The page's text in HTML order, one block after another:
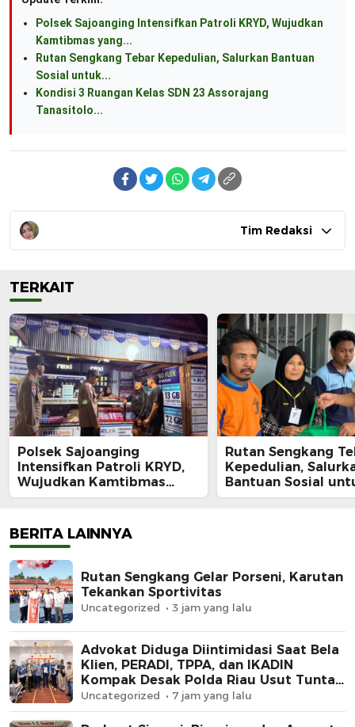
Polsek Sajoanging Intensifkan Patroli KRYD, Wujudkan
Kamtibmas yang...
Rutan Sengkang Tebar Kepedulian, Salurkan Bantuan
Sosial untuk...
Kondisi 3 Ruangan Kelas SDN 23 Assorajang
Tanasitolo...
Tim Redaksi
TERKAIT
Polsek Sajoanging
Intensifkan Patroli KRYD,
Wujudkan Kamtibmas
yang Aman dan Kondusif
Rutan Sengkang
Kepedulian,
Bantuan Sosial
Keluarga Warga
BERITA LAINNYA
Rutan Sengkang Gelar Porseni, Karutan
Tekankan Sportivitas
Uncategorized 3 jam yang lalu
Advokat Diduga Diintimidasi Saat Bela
Klien, PERADI, TPPA, dan IKADIN
Kompak Desak Polda Riau Usut Tuntas
Dugaan Premanisme
Uncategorized 7 jam yang lalu